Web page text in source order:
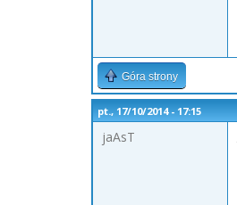
Góra strony
pt., 17/10/2014 - 17:15
jaAsT